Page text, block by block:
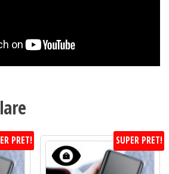
PRET! SUPER PRET!